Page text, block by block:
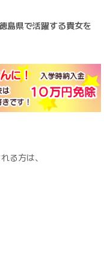
島県で活躍する貴女を
る方は、